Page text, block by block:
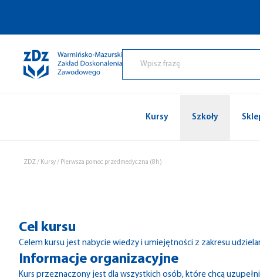
Kursy Szkoły
ZDZ/ Kursy/ Pierwsza pomoc przedmedyczna (8h)
Cel kursu
Celem kursu jest nabycie wiedzy i umiejętności z zakresu
Informacje organizacyjne
Kurs przeznaczony jest dla wszystkich osób, które chcą